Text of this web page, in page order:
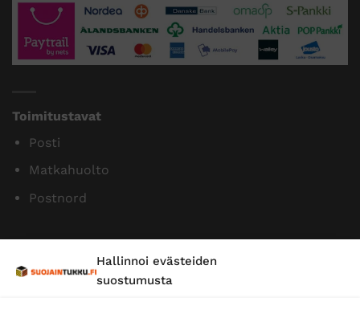
Hallinnoi evästeiden
suostumusta
Paytrail
Klarna
Lasku yrityksille
Toimitustavat
Posti